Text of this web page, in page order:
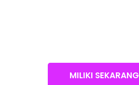
MILIKI SEKARANG